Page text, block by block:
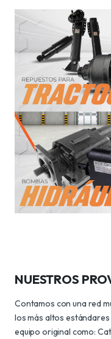
NUESTROS
Contamos con una red
los más altos
equipo original como: